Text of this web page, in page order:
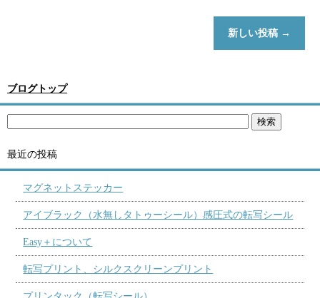
新しい投稿 →
ブログトップ
最近の投稿
マグネットステッカー
アイブラック（水無しタトゥーシール）感圧式の転写シール
Easy＋について
転写プリント、シルクスクリーンプリント